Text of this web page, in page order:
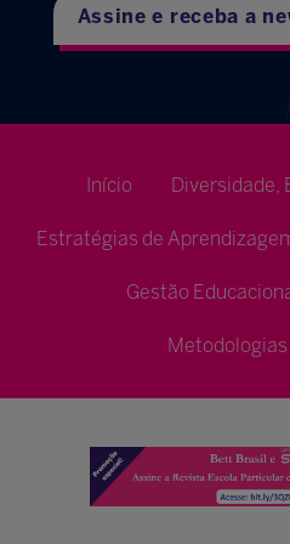
Assine e receba a
Início Diversidade,
Estratégias de
Gestão
Metodologias